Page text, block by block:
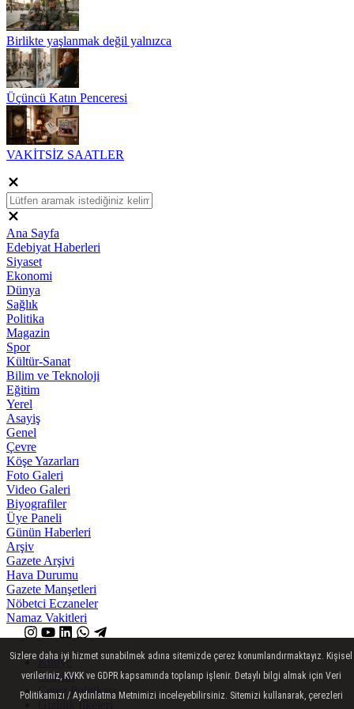
Birlikte yaşlanmak değil yalnızca
Üçüncü Katın Penceresi
VAKİTSİZ SAATLER
Ana Sayfa
Edebiyat Haberleri
Siyaset
Ekonomi
Dünya
Sağlık
Politika
Magazin
Spor
Kültür-Sanat
Bilim ve Teknoloji
Eğitim
Yerel
Asayiş
Genel
Çevre
Köşe Yazarları
Foto Galeri
Video Galeri
Biyografiler
Üye Paneli
Günün Haberleri
Arşiv
Gazete Arşivi
Hava Durumu
Gazete Manşetleri
Nöbetci Eczaneler
Namaz Vakitleri
Künye
İletişim
Çerez Politikası
Gizlilik İlkeleri
Sizlere daha iyi hizmet sunabilmek adına sitemizde çerez konumlandırmaktayız. Kişisel
verileriniz, KVKK ve GDPR kapsamında toplanıp işlenir. Detaylı bilgi almak için Veri
Politikamızı / Aydınlatma Metnimizi inceleyebilirsiniz. Sitemizi kullanarak, çerezleri